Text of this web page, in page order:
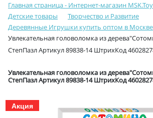
Главная страница - Интернет-магазин
Детские товары
Творчество и Развитие
Деревянные Игрушки купить оптом в Москве
Увлекательная головоломка из
СтепПазл Артикул 89838-14 ШтрихКод
Увлекательная головоломка из
СтепПазл Артикул 89838-14 ШтрихКод
Акция